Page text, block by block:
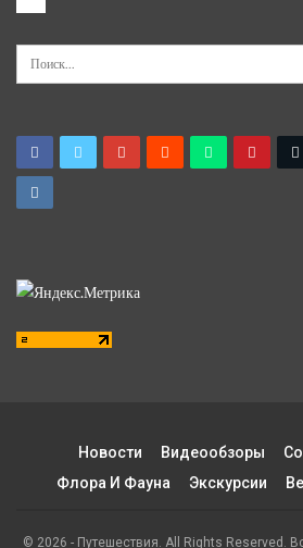
Новости Видеообзоры
Флора И Фауна
Экскурсии
© 2026 - Путешествия. All Rights Reserved.